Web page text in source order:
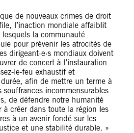
de nouveaux crimes de droit
l’inaction mondiale affaiblit
lesquels la communauté
pour prévenir les atrocités de
dirigeant·e·s mondiaux doivent
de concert à l’instauration
le-feu exhaustif et
afin de mettre un terme à
souffrances incommensurables
de défendre notre humanité
à créer dans toute la région les
à un avenir fondé sur les
et une stabilité durable. »